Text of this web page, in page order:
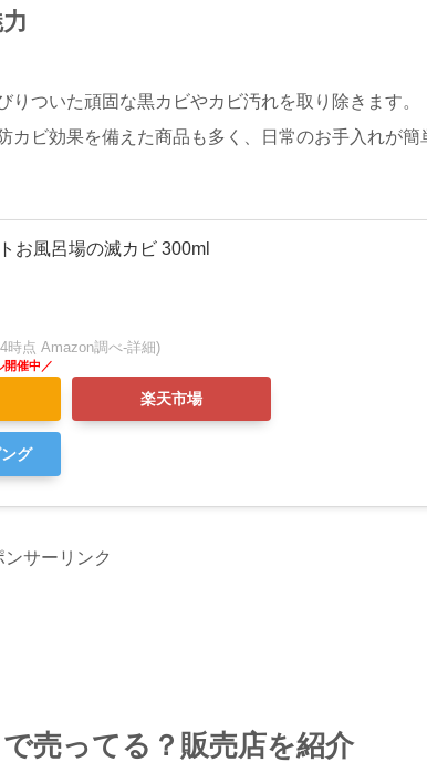
りついた頑固な黒カビやカビ汚れを取り除きます。
カビ効果を備えた商品も多く、日常のお手入れが簡
お風呂場の滅カビ 300ml
時点 Amazon調べ-詳細)
楽天市場
グ
ンサーリンク
売ってる？販売店を紹介